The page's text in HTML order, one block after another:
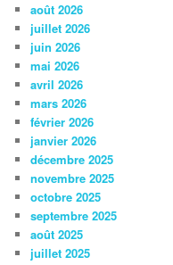
août 2026
juillet 2026
juin 2026
mai 2026
avril 2026
mars 2026
février 2026
janvier 2026
décembre 2025
novembre 2025
octobre 2025
septembre 2025
août 2025
juillet 2025